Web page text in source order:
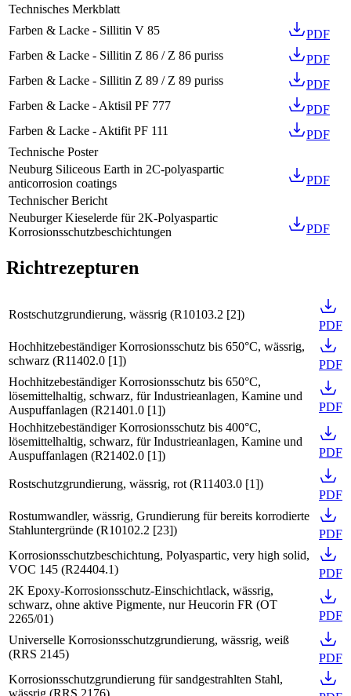
Technisches Merkblatt
Farben & Lacke - Sillitin V 85
PDF
Farben & Lacke - Sillitin Z 86 / Z 86 puriss
PDF
Farben & Lacke - Sillitin Z 89 / Z 89 puriss
PDF
Farben & Lacke - Aktisil PF 777
PDF
Farben & Lacke - Aktifit PF 111
PDF
Technische Poster
Neuburg Siliceous Earth in 2C-polyaspartic
anticorrosion coatings
PDF
Technischer Bericht
Neuburger Kieselerde für 2K-Polyaspartic
Korrosionsschutzbeschichtungen
PDF
Richtrezepturen
Rostschutzgrundierung, wässrig (R10103.2 [2])
PDF
Hochhitzebeständiger Korrosionsschutz bis 650°C, wässrig,
schwarz (R11402.0 [1])
PDF
Hochhitzebeständiger Korrosionsschutz bis 650°C,
lösemittelhaltig, schwarz, für Industrieanlagen, Kamine und
Auspuffanlagen (R21401.0 [1])
PDF
Hochhitzebeständiger Korrosionsschutz bis 400°C,
lösemittelhaltig, schwarz, für Industrieanlagen, Kamine und
Auspuffanlagen (R21402.0 [1]) PDF
Rostschutzgrundierung, wässrig, rot (R11403.0 [1])
PDF
Rostumwandler, wässrig, Grundierung für bereits korrodierte
Stahluntergründe (R10102.2 [23])
PDF
Korrosionsschutzbeschichtung, Polyaspartic, very high solid,
VOC 145 (R24404.1)
PDF
2K Epoxy-Korrosionsschutz-Einschichtlack, wässrig,
schwarz, ohne aktive Pigmente, nur Heucorin FR (OT
2265/01)
PDF
Universelle Korrosionsschutzgrundierung, wässrig, weiß
(RRS 2145)
PDF
Korrosionsschutzgrundierung für sandgestrahlten Stahl,
wässrig (RRS 2176)